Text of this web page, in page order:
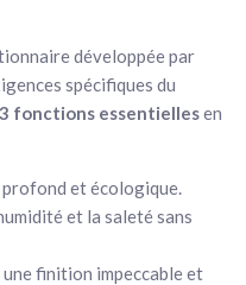
développée par
spécifiques du
3 fonctions essentiellesen
et écologique.
et la saleté sans
une finition impeccable et